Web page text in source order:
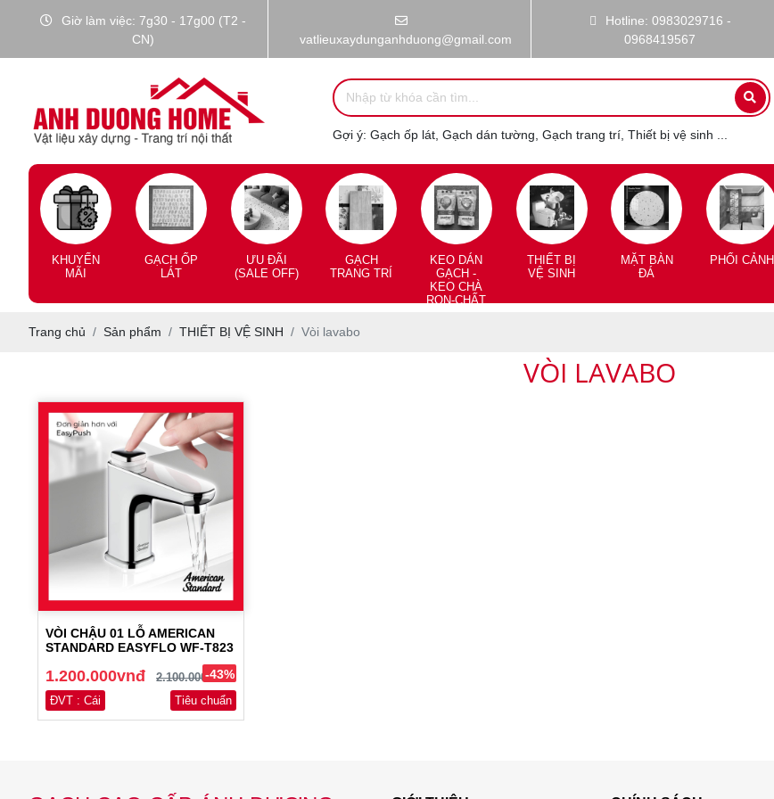
Giờ làm việc: 7g30 - 17g00 (T2 -
CN)
vatlieuxaydunganhduong@gmail.com
Hotline: 0983029716 -
0968419567
Gợi ý: Gạch ốp lát, Gạch dán tường, Gạch trang trí, Thiết bị vệ sinh ...
KHUYẾN
MÃI
GẠCH ỐP
LÁT
ƯU ĐÃI
(SALE OFF)
GẠCH
TRANG TRÍ
KEO DÁN
GẠCH -
KEO CHÀ
RON-CHẤT
THIẾT BỊ
VỆ SINH
MẶT BÀN
ĐÁ
PHỐI CẢNH
Trang chủ Sản phẩm THIẾT BỊ VỆ SINH Vòi lavabo
VÒI LAVABO
VÒI CHẬU 01 LỖ AMERICAN
STANDARD EASYFLO WF-T823
1.200.000vnđ 2.100.000vnđ
-43%
ĐVT : Cái Tiêu chuẩn